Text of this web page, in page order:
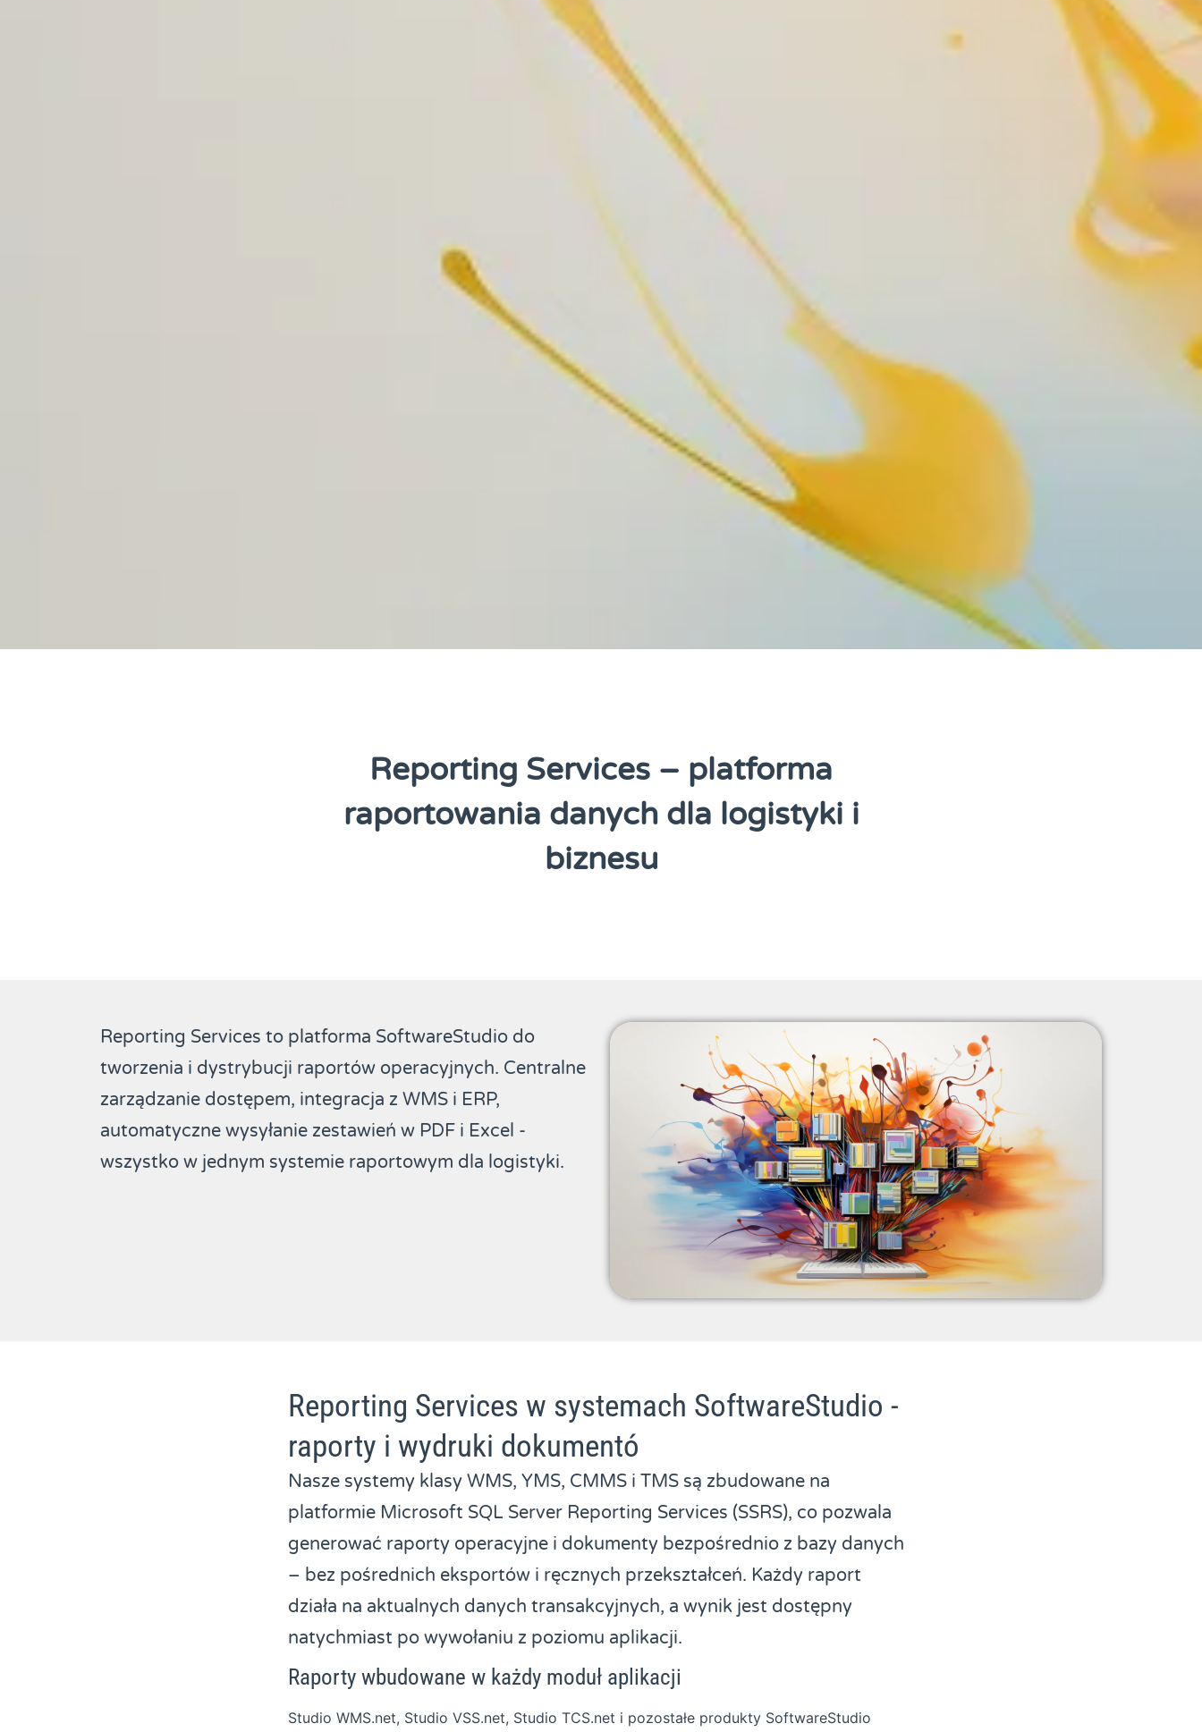
Reporting Services – platforma
raportowania danych dla logistyki i
biznesu
Reporting Services to platforma SoftwareStudio do
tworzenia i dystrybucji raportów operacyjnych. Centralne
zarządzanie dostępem, integracja z WMS i ERP,
automatyczne wysyłanie zestawień w PDF i Excel -
wszystko w jednym systemie raportowym dla logistyki.
Reporting Services w systemach SoftwareStudio -
raporty i wydruki dokumentó
Nasze systemy klasy WMS, YMS, CMMS i TMS są zbudowane na
platformie Microsoft SQL Server Reporting Services (SSRS), co pozwala
generować raporty operacyjne i dokumenty bezpośrednio z bazy danych
– bez pośrednich eksportów i ręcznych przekształceń. Każdy raport
działa na aktualnych danych transakcyjnych, a wynik jest dostępny
natychmiast po wywołaniu z poziomu aplikacji.
Raporty wbudowane w każdy moduł aplikacji
Studio WMS.net, Studio VSS.net, Studio TCS.net i pozostałe produkty SoftwareStudio